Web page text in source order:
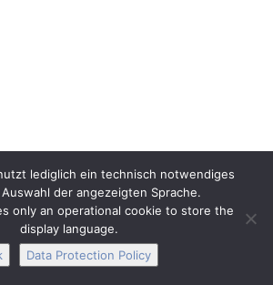
lediglich ein technisch notwendiges
der angezeigten Sprache.
only an operational cookie to store the
display language.
Data Protection Policy